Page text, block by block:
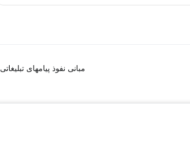
محتوای تولیدی و یا ترجمه‌ای از روندها و سیگنال‌های موجود
مبانی نفوذ پیامهای تبلیغاتی